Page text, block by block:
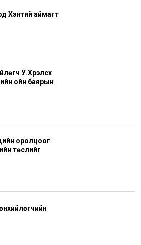
Хэнтий аймагт
У.Хүрэлсүх
ойн баярын
оролцоог
төслийг